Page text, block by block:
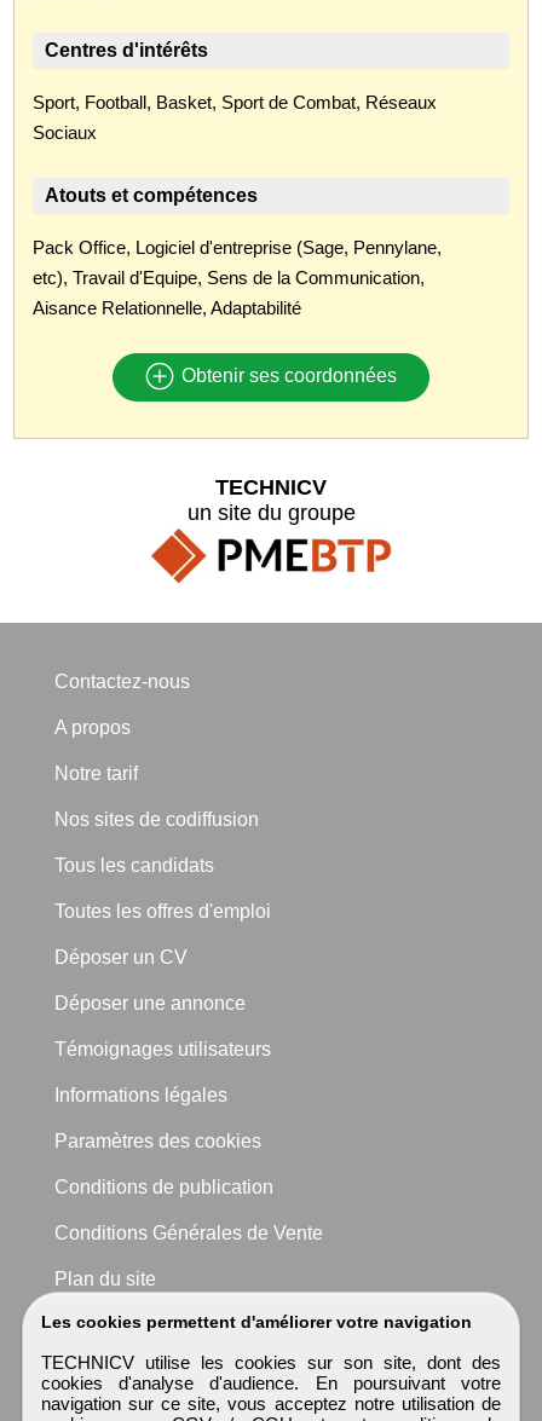
Centres d'intérêts
Sport, Football, Basket, Sport de Combat, Réseaux
Sociaux
Atouts et compétences
Pack Office, Logiciel d'entreprise (Sage, Pennylane,
etc), Travail d'Equipe, Sens de la Communication,
Aisance Relationnelle, Adaptabilité
Obtenir ses coordonnées
Les cookies permettent d'améliorer votre navigation
TECHNICV utilise les cookies sur son site, dont des
cookies d'analyse d'audience. En poursuivant votre
navigation sur ce site, vous acceptez notre utilisation de
TECHNICV
un site du groupe
Contactez-nous
A propos
Notre tarif
Nos sites de codiffusion
Tous les candidats
Toutes les offres d'emploi
Déposer un CV
Déposer une annonce
Témoignages utilisateurs
Informations légales
Paramètres des cookies
Conditions de publication
Conditions Générales de Vente
Plan du site